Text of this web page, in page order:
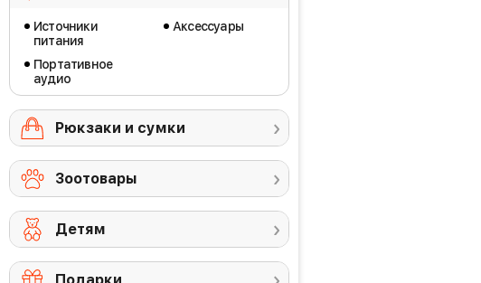
Источники
питания
Портативное
аудио
Аксессуары
Рюкзаки и сумки
Зоотовары
Детям